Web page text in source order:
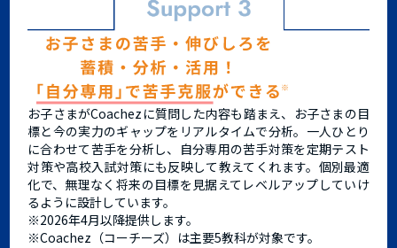
お子さまがCoachezに質問した内容も踏まえ、お子さまの目
標と今の実力のギャップをリアルタイムで分析。一人ひとり
に合わせて苦手を分析し、自分専用の苦手対策を定期テスト
対策や高校入試対策にも反映して教えてくれます。個別最適
化で、無理なく将来の目標を見据えてレベルアップしていけ
るように設計しています。
※2026年4月以降提供します。
※Coachez（コーチーズ）は主要5教科が対象です。